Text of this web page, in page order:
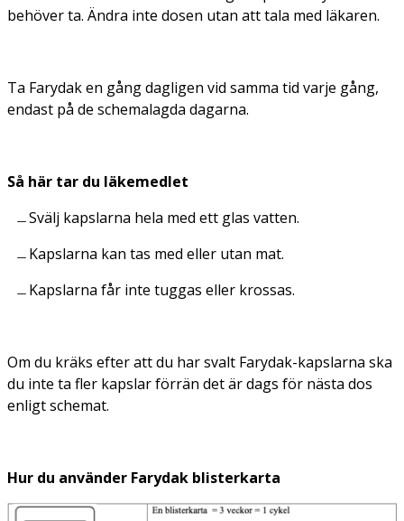
behöver ta. Ändra inte dosen utan att tala med läkaren.
Ta Farydak en gång dagligen vid samma tid varje gång,
endast på de schemalagda dagarna.
Så här tar du läkemedlet
Svälj kapslarna hela med ett glas vatten.
Kapslarna kan tas med eller utan mat.
Kapslarna får inte tuggas eller krossas.
Om du kräks efter att du har svalt Farydak-kapslarna ska
du inte ta fler kapslar förrän det är dags för nästa dos
enligt schemat.
Hur du använder Farydak blisterkarta